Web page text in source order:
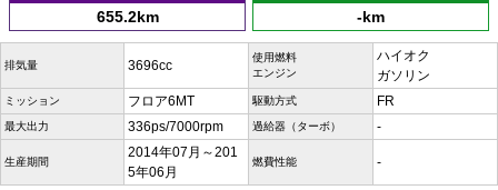
655.2km -km
排気量 3696cc
使用燃料
エンジン
ハイオク
ガソリン
ミッション フロア6MT 駆動方式 FR
最大出力 336ps/7000rpm 過給器（ターボ） -
生産期間
2014年07月～201
5年06月
燃費性能 -